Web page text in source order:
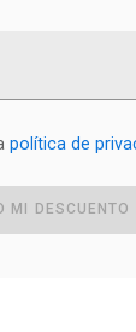
política de
MI DESCUENTO